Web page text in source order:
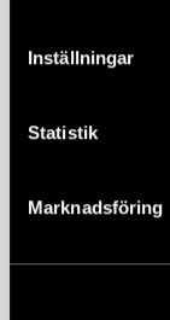
Inställningar
Statistik
Marknadsföring